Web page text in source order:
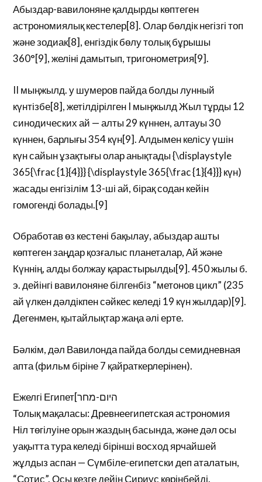
Абыздар-вавилоняне қалдырды көптеген
астрономиялық кестелер[8]. Олар бөлдік негізгі топ
және зодиак[8], енгіздік бөлу толық бұрышы
360°[9], желіні дамытып, тригонометрия[9].
II мыңжылд. у шумеров пайда болды лунный
күнтізбе[8], жетілдірілген I мыңжылд Жыл тұрды 12
синодических ай — алты 29 күннен, алтауы 30
күннен, барлығы 354 күн[9]. Алдымен келісу үшін
күн сайын ұзақтығы олар анықтады {\displaystyle
365{\frac {1}{4}}} {\displaystyle 365{\frac {1}{4}}} күн)
жасады енгізілім 13-ші ай, бірақ содан кейін
гомогенді болады.[9]
Обработав өз кестені бақылау, абыздар ашты
көптеген заңдар қозғалыс планеталар, Ай және
Күннің, алды болжау қарастырылды[9]. 450 жылы б.
э. дейінгі вавилоняне білгенбіз “метонов цикл” (235
ай үлкен дәлдікпен сәйкес келеді 19 күн жылдар)[9].
Дегенмен, қытайлықтар жаңа әлі ерте.
Бәлкім, дәл Вавилонда пайда болды семидневная
апта (фильм біріне 7 қайраткерлерінен).
Ежелгі Египет[היום-מחר
Толық мақаласы: Древнеегипетская астрономия
Ніл төгілуіне орын жаздың басында, және дәл осы
уақытта тура келеді бірінші восход ярчайшей
жұлдыз аспан — Сүмбіле-египетски деп аталатын,
“Сотис”. Осы кезге дейін Сириус көрінбейді.